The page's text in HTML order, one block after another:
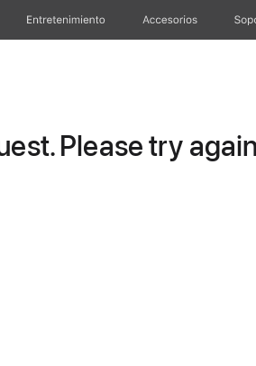
Entretenimiento Accesorios
Please try